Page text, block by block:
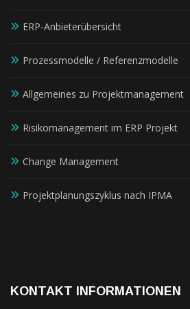
ERP-Anbieterübersicht
Prozessmodelle / Referenzmodelle
Allgemeines zu Projektmanagement
Risikomanagement im ERP Projekt
Change Management
Projektplanungszyklus nach IPMA
KONTAKT INFORMATIONEN